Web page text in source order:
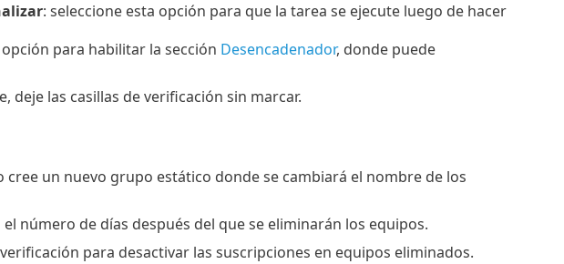
: seleccione esta opción para que la tarea se ejecute luego de hacer
para habilitar la sección Desencadenador, donde puede
deje las casillas de verificación sin marcar.
cree un nuevo grupo estático donde se cambiará el nombre de los
el número de días después del que se eliminarán los equipos.
para desactivar las suscripciones en equipos eliminados.